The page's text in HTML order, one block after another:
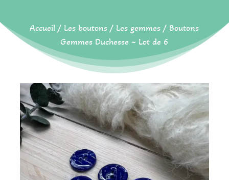
Accueil / Les boutons / Les gemmes / Boutons
Gemmes Duchesse ~ Lot de 6